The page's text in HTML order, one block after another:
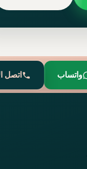
واتساب اتصل